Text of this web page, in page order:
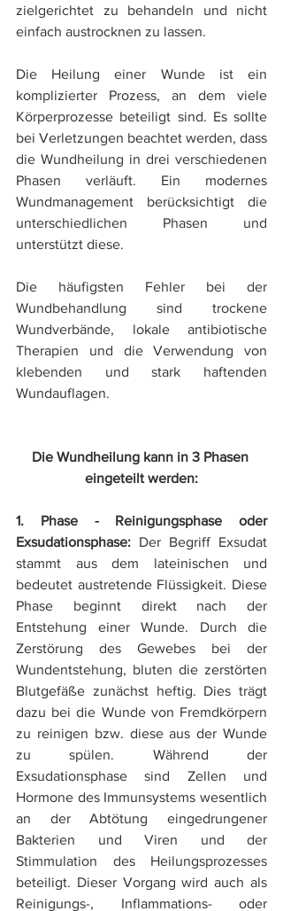
zielgerichtet zu behandeln und nicht
einfach austrocknen zu lassen.
Die Heilung einer Wunde ist ein
komplizierter Prozess, an dem viele
Körperprozesse beteiligt sind. Es sollte
bei Verletzungen beachtet werden, dass
die Wundheilung in drei verschiedenen
Phasen verläuft. Ein modernes
Wundmanagement berücksichtigt die
unterschiedlichen Phasen und
unterstützt diese.
Die häufigsten Fehler bei der
Wundbehandlung sind trockene
Wundverbände, lokale antibiotische
Therapien und die Verwendung von
klebenden und stark haftenden
Wundauflagen.
Die Wundheilung kann in 3 Phasen
eingeteilt werden:
1. Phase - Reinigungsphase oder
Exsudationsphase: Der Begriff Exsudat
stammt aus dem lateinischen und
bedeutet austretende Flüssigkeit. Diese
Phase beginnt direkt nach der
Entstehung einer Wunde. Durch die
Zerstörung des Gewebes bei der
Wundentstehung, bluten die zerstörten
Blutgefäße zunächst heftig. Dies trägt
dazu bei die Wunde von Fremdkörpern
zu reinigen bzw. diese aus der Wunde
zu spülen. Während der
Exsudationsphase sind Zellen und
Hormone des Immunsystems wesentlich
an der Abtötung eingedrungener
Bakterien und Viren und der
Stimmulation des Heilungsprozesses
beteiligt. Dieser Vorgang wird auch als
Reinigungs-, Inflammations- oder